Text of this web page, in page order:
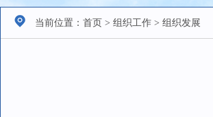
当前位置：首页 > 组织工作 > 组织发展